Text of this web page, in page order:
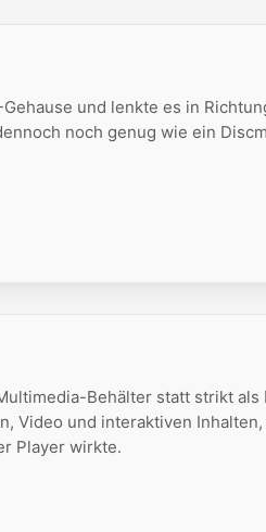
und lenkte es in
noch genug wie ein
Behälter statt strikt
Video und interaktiven
Player wirkte.